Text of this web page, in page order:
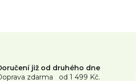
již od druhého dne
zdarma od 1 499 Kč.